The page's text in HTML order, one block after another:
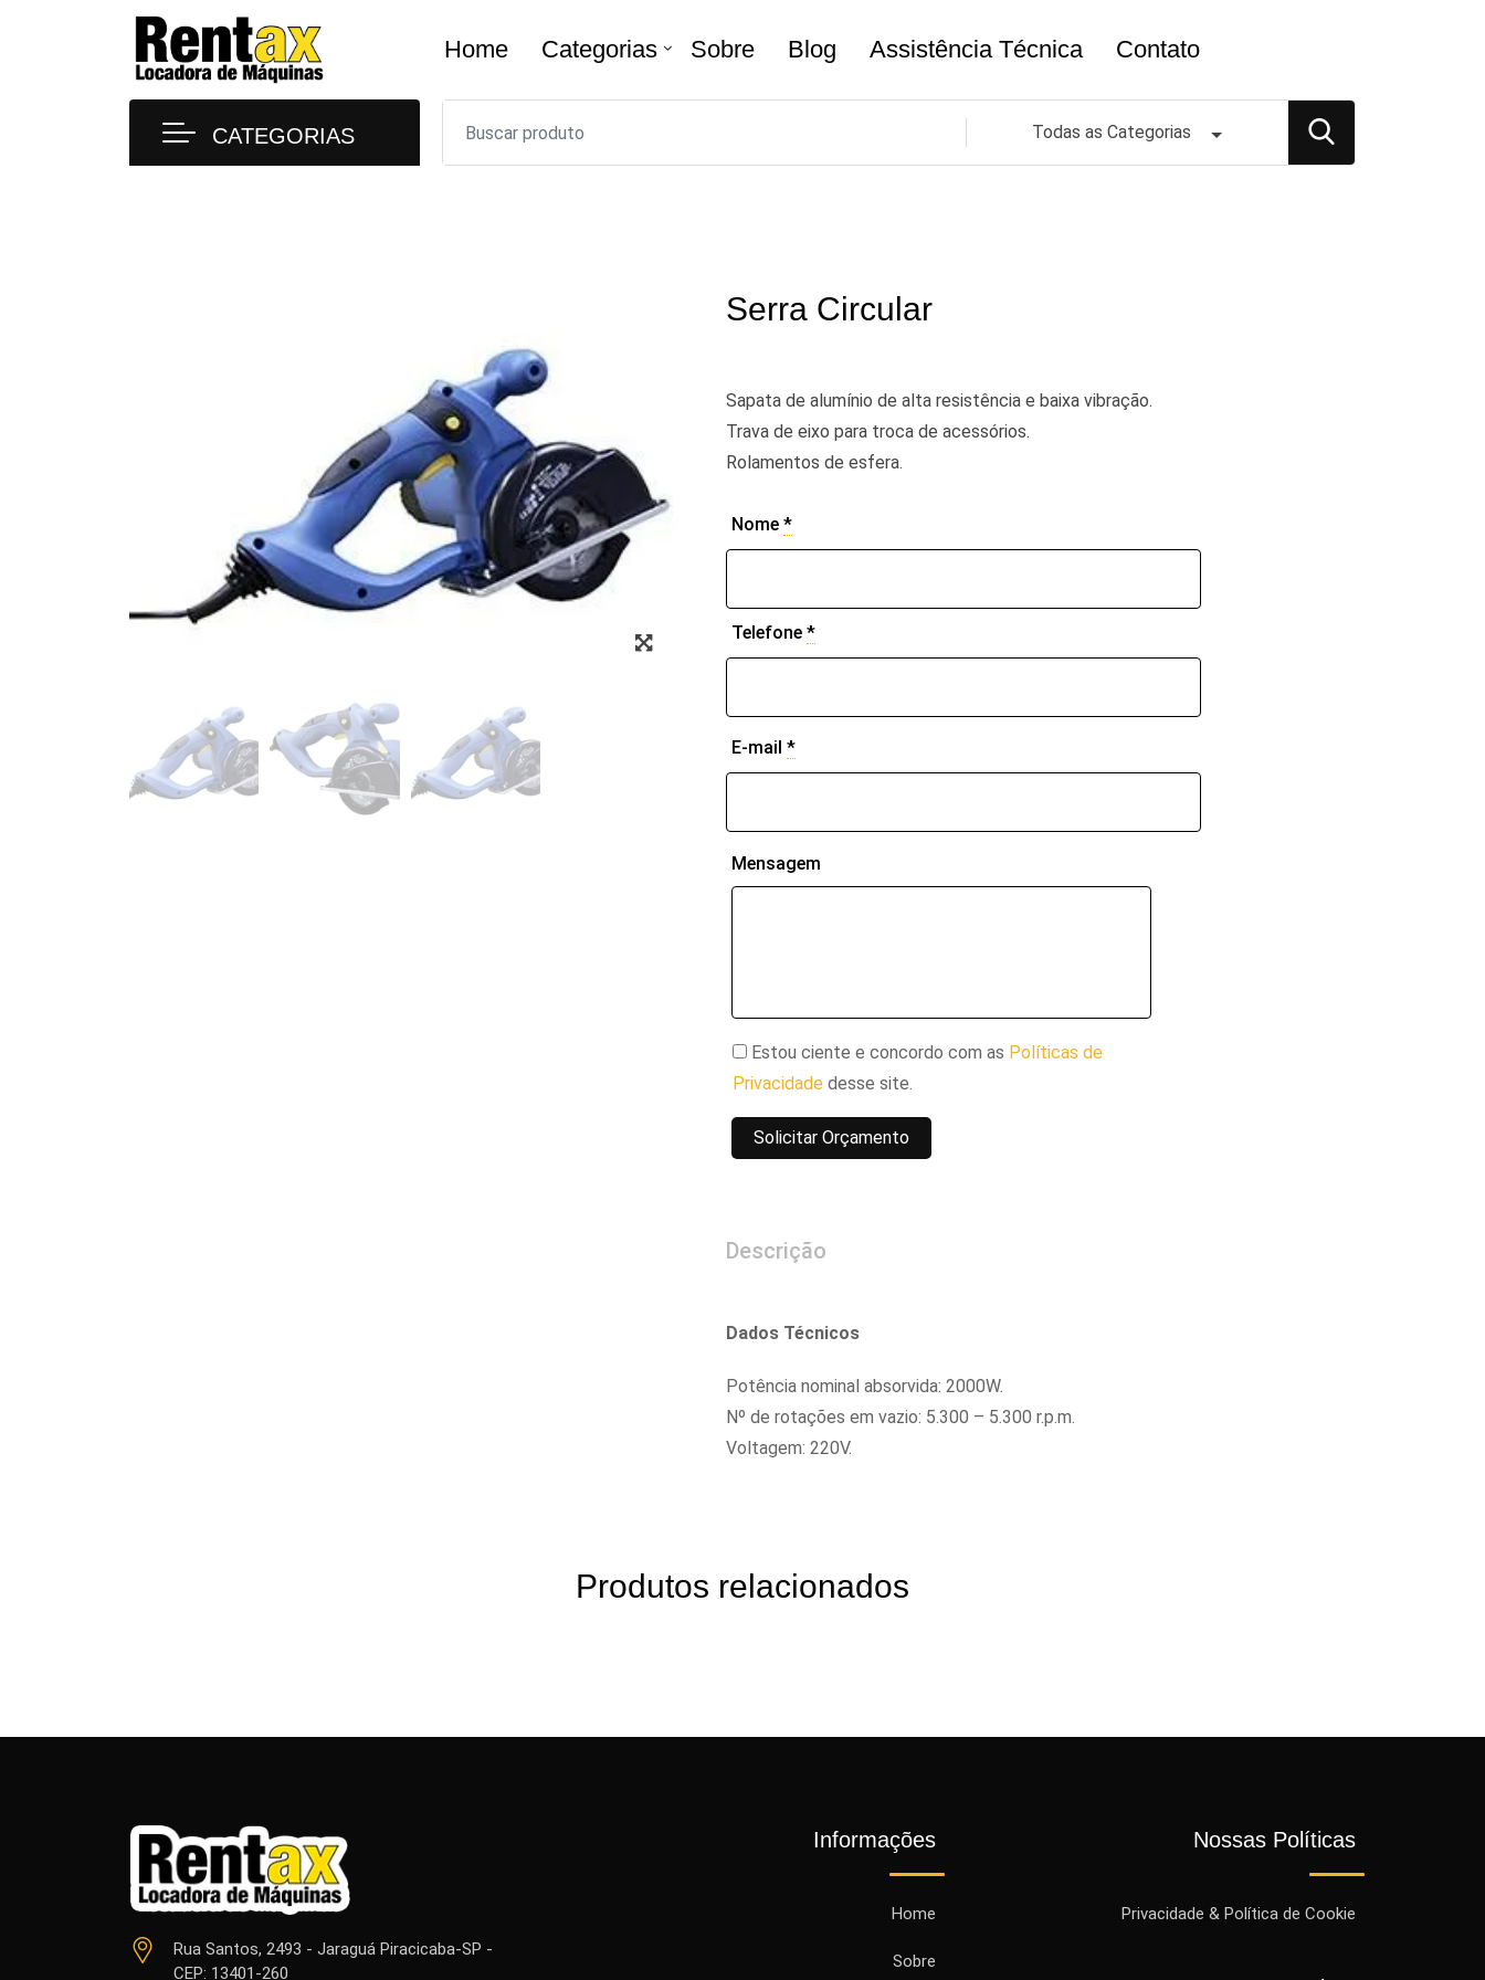
Home Categorias Sobre Blog Assistência Técnica Contato
CATEGORIAS Todas as Categorias
Zoom
Serra Circular
Sapata de alumínio de alta resistência e baixa vibração.
Trava de eixo para troca de acessórios.
Rolamentos de esfera.
Nome *
Telefone *
E-mail *
Mensagem
Estou ciente e concordo com as Políticas de
Privacidadedesse site.
Descrição
Dados Técnicos
Potência nominal absorvida: 2000W.
Nº de rotações em vazio: 5.300 – 5.300 r.p.m.
Voltagem: 220V.
Produtos relacionados
Rua Santos, 2493 - Jaraguá Piracicaba-SP -
CEP: 13401-260
Informações
Home
Sobre
Nossas Políticas
Privacidade & Política de Cookie